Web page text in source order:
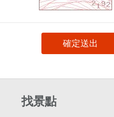
確定送出
找景點